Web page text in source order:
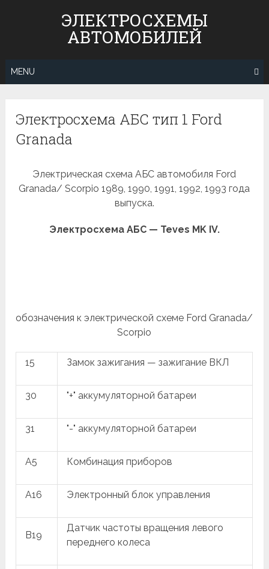
ЭЛЕКТРОСХЕМЫ
АВТОМОБИЛЕЙ
MENU
Электросхема АБС тип 1 Ford
Granada
Электрическая схема АБС автомобиля Ford
Granada/ Scorpio 1989, 1990, 1991, 1992, 1993 года
выпуска.
Электросхема АБС — Teves MK IV.
обозначения к электрической схеме Ford Granada/
Scorpio
15 Замок зажигания — зажигание ВКЛ
30 "+" аккумуляторной батареи
31 "-" аккумуляторной батареи
A5 Комбинация приборов
A16 Электронный блок управления
B19
Датчик частоты вращения левого
переднего колеса